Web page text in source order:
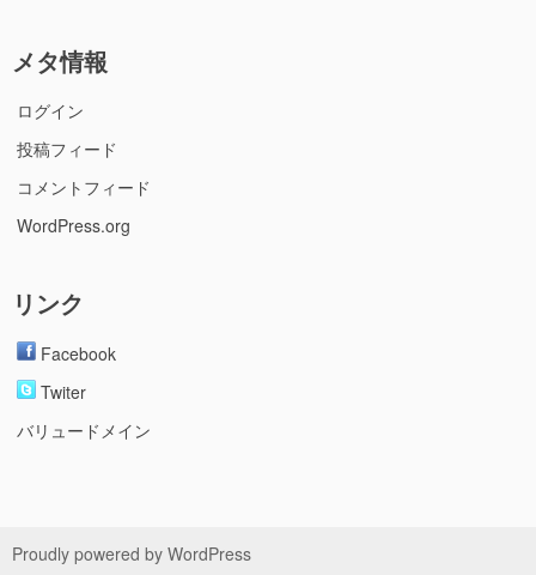
メタ情報
ログイン
投稿フィード
コメントフィード
WordPress.org
リンク
Facebook
Twiter
バリュードメイン
Proudly powered by WordPress